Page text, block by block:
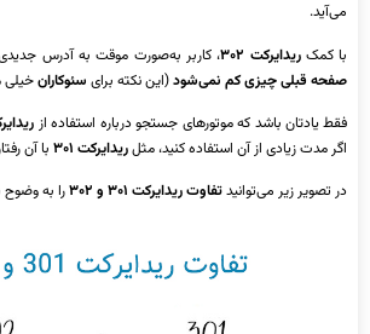
می‌آید.
با کمکریدایرکت ۳۰۲ ، کاربر به‌صورت موقت به آدرس
صفحه قبلی چیزی کم نمی‌شود(این نکته برای سئوکارانخیلی
فقط یادتان باشد که موتورهای جستجو درباره استفاده از
اگر مدت زیادی از آن استفاده کنید، مثلریدایرکت ۳۰۱
با آن
در تصویر زیر می‌توانیدتفاوت ریدایرکت ۳۰۱ و ۳۰۲ را به وضوح